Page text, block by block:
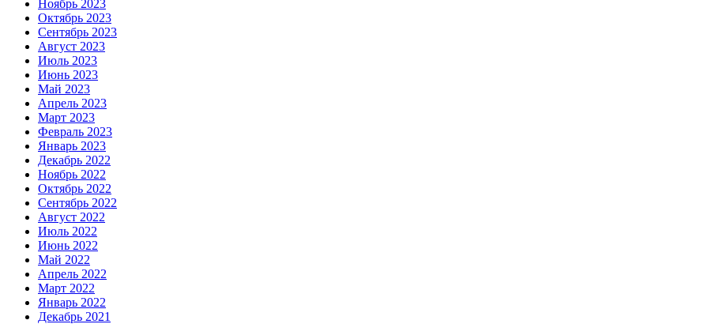
Ноябрь 2023
Октябрь 2023
Сентябрь 2023
Август 2023
Июль 2023
Июнь 2023
Май 2023
Апрель 2023
Март 2023
Февраль 2023
Январь 2023
Декабрь 2022
Ноябрь 2022
Октябрь 2022
Сентябрь 2022
Август 2022
Июль 2022
Июнь 2022
Май 2022
Апрель 2022
Март 2022
Январь 2022
Декабрь 2021